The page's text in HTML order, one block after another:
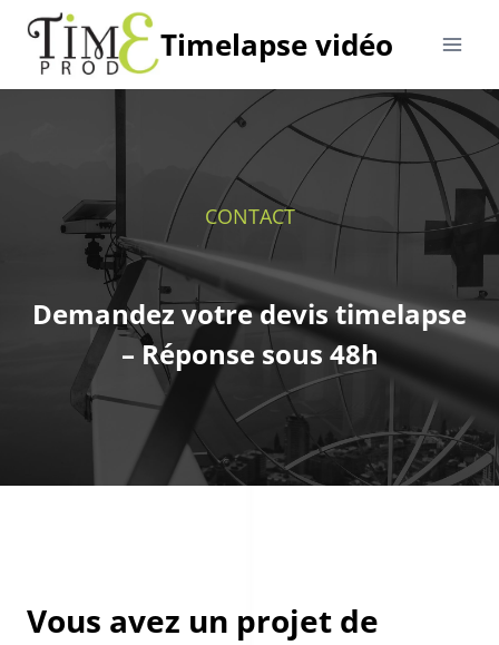
Aller
contenu
Timelapse vidéo
CONTACT
Demandez votre devis timelapse
– Réponse sous 48h
Vous avez un projet de